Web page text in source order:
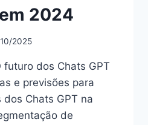
2024
2025
futuro dos Chats GPT
e previsões para
Chats GPT na
de